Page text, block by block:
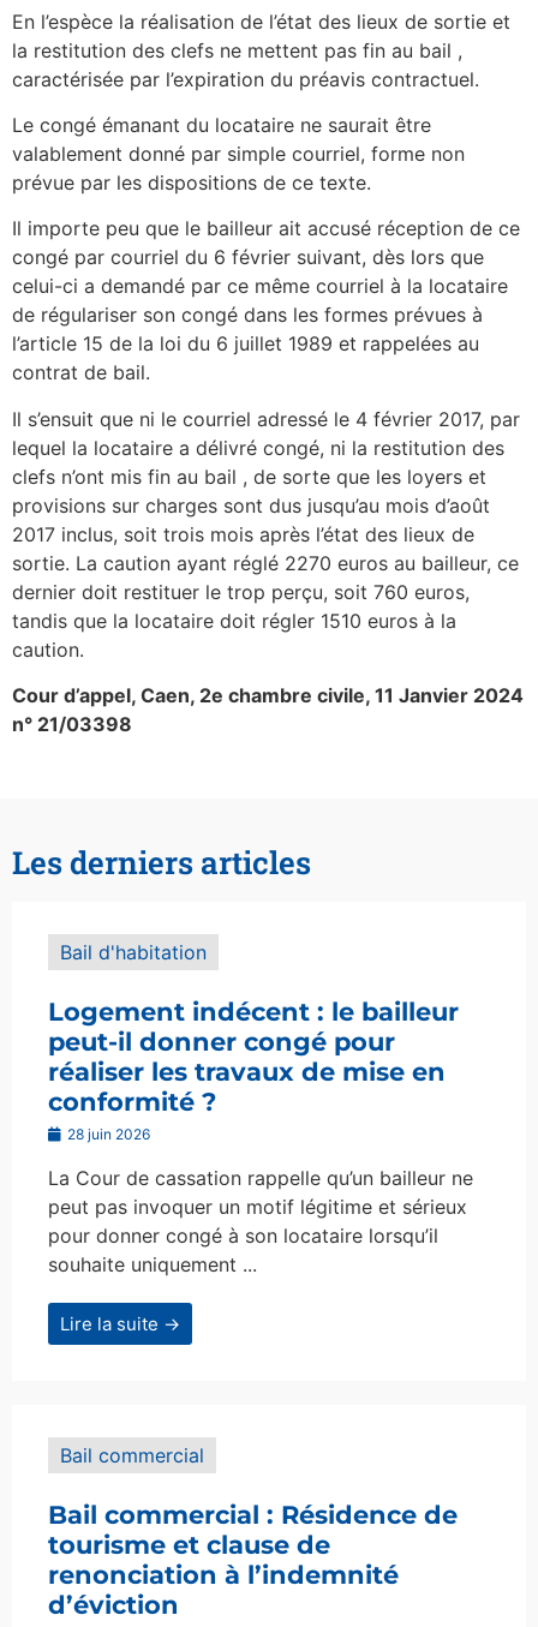
En l’espèce la réalisation de l’état des lieux de sortie et
la restitution des clefs ne mettent pas fin au bail ,
caractérisée par l’expiration du préavis contractuel.
Le congé émanant du locataire ne saurait être
valablement donné par simple courriel, forme non
prévue par les dispositions de ce texte.
Il importe peu que le bailleur ait accusé réception de ce
congé par courriel du 6 février suivant, dès lors que
celui-ci a demandé par ce même courriel à la locataire
de régulariser son congé dans les formes prévues à
l’article 15 de la loi du 6 juillet 1989 et rappelées au
contrat de bail.
Il s’ensuit que ni le courriel adressé le 4 février 2017, par
lequel la locataire a délivré congé, ni la restitution des
clefs n’ont mis fin au bail , de sorte que les loyers et
provisions sur charges sont dus jusqu’au mois d’août
2017 inclus, soit trois mois après l’état des lieux de
sortie. La caution ayant réglé 2270 euros au bailleur, ce
dernier doit restituer le trop perçu, soit 760 euros,
tandis que la locataire doit régler 1510 euros à la
caution.
Cour d’appel, Caen, 2e chambre civile, 11 Janvier 2024
n° 21/03398
Les derniers articles
Bail d'habitation
Logement indécent : le bailleur
peut-il donner congé pour
réaliser les travaux de mise en
conformité ?
28 juin 2026
La Cour de cassation rappelle qu’un bailleur ne
peut pas invoquer un motif légitime et sérieux
pour donner congé à son locataire lorsqu’il
souhaite uniquement ...
Lire la suite →
Bail commercial
Bail commercial : Résidence de
tourisme et clause de
renonciation à l’indemnité
d’éviction